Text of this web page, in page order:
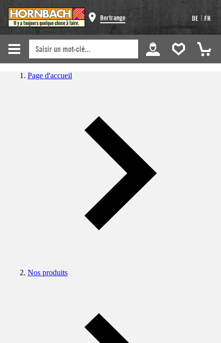
Bertrange DE | FR
Page d'accueil
Nos produits